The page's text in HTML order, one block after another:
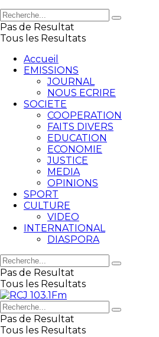
Pas de Resultat
Tous les Resultats
Accueil
EMISSIONS
JOURNAL
NOUS ECRIRE
SOCIETE
COOPERATION
FAITS DIVERS
EDUCATION
ECONOMIE
JUSTICE
MEDIA
OPINIONS
SPORT
CULTURE
VIDEO
INTERNATIONAL
DIASPORA
Pas de Resultat
Tous les Resultats
Pas de Resultat
Tous les Resultats